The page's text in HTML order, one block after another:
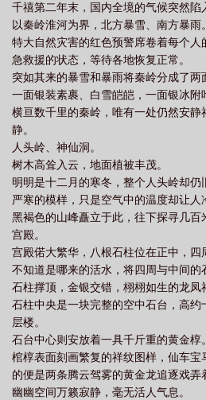
一身。他们成为彼此与世界的联系。1.
指，很粗，但心酸，桃吃了很多苦3.娇
甜甜4.哥的性格会慢慢变化，ooc致歉
业，有时候找不到重点，废话可能就有
听雷、灯海万山（都完结了）7.王母鬼
人间、万象星辰、长乐未央已完结，魂
月是哥和桃的百年回忆篇，不定时更
外加搞出小哥生平很难，所以更新会很
新开的一册更新10.正在慢慢修文完善
完，后面预计慢慢修11.听雷走的是影
半，雷者可直接跳过，不影响剧情
千禧第二年末，国内全境的气候突然陷
以秦岭淮河为界，北方暴雪、南方暴雨。
特大自然灾害的红色预警席卷着每个人
急救援的状态，等待各地恢复正常。
突如其来的暴雪和暴雨将秦岭分成了两
一面银装素裹、白雪皑皑，一面银冰附
横亘数千里的秦岭，唯有一处仍然安
静。
人头岭、神仙洞。
树木高耸入云，地面植被丰茂。
明明是十二月的寒冬，整个人头岭却
严寒的模样，只是空气中的温度却让人
黑褐色的山峰矗立于此，往下探寻几
宫殿。
宫殿偌大繁华，八根石柱位在正中，四
不知道是哪来的活水，将四周与中间的
石柱撑顶，金银交错，栩栩如生的龙凤
石柱中央是一块完整的空中石台，高约
层楼。
石台中心则安放着一具千斤重的黄金椁。
棺椁表面刻画繁复的祥纹图样，仙车宝
的便是两条腾云驾雾的黄金龙追逐戏弄
幽幽空间万籁寂静，毫无活人气息。